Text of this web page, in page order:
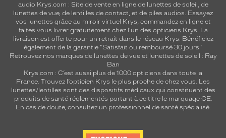
audio Krys.com : Site de vente en ligne de lunettes de soleil, de
lunettes de vue, de lentilles de contact, et de piles audios. Essayez
vos lunettes grâce au miroir virtuel Krys, commandez en ligne et
faites vous livrer gratuitement chez l'un des opticiens Krys. La
livraison est offerte pour un retrait dans le réseau Krys. Bénéficiez
également de la garantie "Satisfait ou remboursé 30 jours".
Retrouvez nos marques de lunettes de vue et lunettes de soleil : Ray
Ban
Krys.com : C’est aussi plus de 1000 opticiens dans toute la
France. Trouvez l’opticien Krys le plus proche de chez vous. Les
lunettes/lentilles sont des dispositifs médicaux qui constituent des
produits de santé réglementés portant à ce titre le marquage CE.
En cas de doute, consultez un professionnel de santé spécialisé.